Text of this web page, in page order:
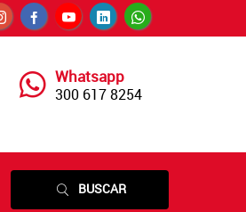
Whatsapp
300 617 8254
BUSCAR